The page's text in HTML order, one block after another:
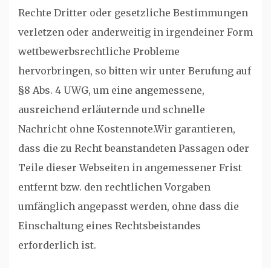
Rechte Dritter oder gesetzliche Bestimmungen
verletzen oder anderweitig in irgendeiner Form
wettbewerbsrechtliche Probleme
hervorbringen, so bitten wir unter Berufung auf
§8 Abs. 4 UWG, um eine angemessene,
ausreichend erläuternde und schnelle
Nachricht ohne Kostennote.Wir garantieren,
dass die zu Recht beanstandeten Passagen oder
Teile dieser Webseiten in angemessener Frist
entfernt bzw. den rechtlichen Vorgaben
umfänglich angepasst werden, ohne dass die
Einschaltung eines Rechtsbeistandes
erforderlich ist.